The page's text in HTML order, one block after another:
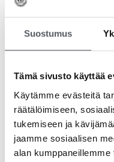
Suostumus
Tämä sivusto käyttää
Käytämme evästeitä
räätälöimiseen,
tukemiseen ja
jaamme sosiaalisen
alan
Tutustu